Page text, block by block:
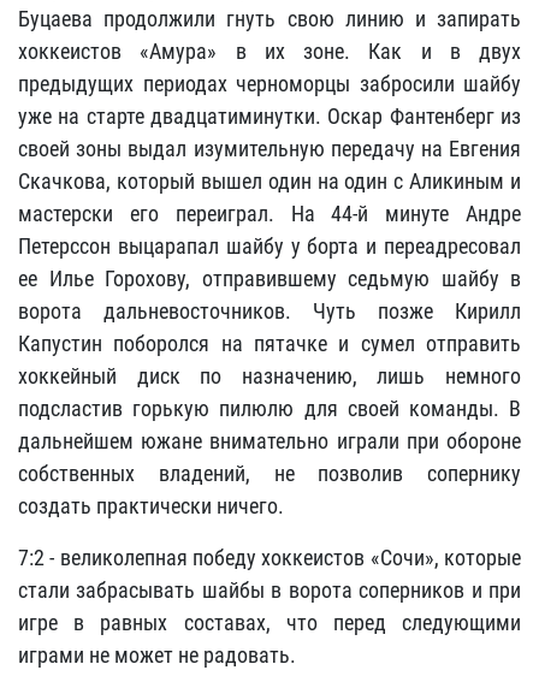
Буцаева продолжили гнуть свою линию и запирать
хоккеистов «Амура» в их зоне. Как и в двух
предыдущих периодах черноморцы забросили шайбу
уже на старте двадцатиминутки. Оскар Фантенберг из
своей зоны выдал изумительную передачу на Евгения
Скачкова, который вышел один на один с Аликиным и
мастерски его переиграл. На 44-й минуте Андре
Петерссон выцарапал шайбу у борта и переадресовал
ее Илье Горохову, отправившему седьмую шайбу в
ворота дальневосточников. Чуть позже Кирилл
Капустин поборолся на пятачке и сумел отправить
хоккейный диск по назначению, лишь немного
подсластив горькую пилюлю для своей команды. В
дальнейшем южане внимательно играли при обороне
собственных владений, не позволив сопернику
создать практически ничего.
7:2 - великолепная победу хоккеистов «Сочи», которые
стали забрасывать шайбы в ворота соперников и при
игре в равных составах, что перед следующими
играми не может не радовать.